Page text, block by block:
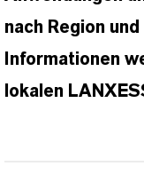
nach Region
Informationen
lokalen